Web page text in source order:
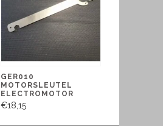
GER010
MOTORSLEUTEL
ELECTROMOTOR
€18,15